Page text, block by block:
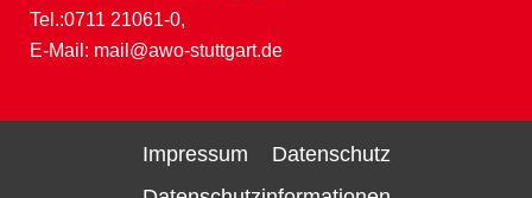
Tel.:0711 21061-0,
E-Mail: mail@awo-stuttgart.de
Impressum
Datenschutz